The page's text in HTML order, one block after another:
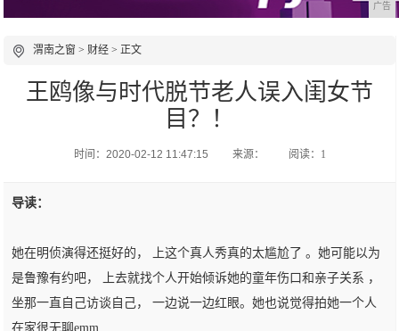
广告
渭南之窗 > 财经 > 正文
王鸥像与时代脱节老人误入闺女节
目？！
时间：2020-02-12 11:47:15 来源： 阅读：1
导读：
她在明侦演得还挺好的， 上这个真人秀真的太尴尬了 。她可能以为
是鲁豫有约吧， 上去就找个人开始倾诉她的童年伤口和亲子关系 ，
坐那一直自己访谈自己， 一边说一边红眼。她也说觉得拍她一个人
在家很无聊emm